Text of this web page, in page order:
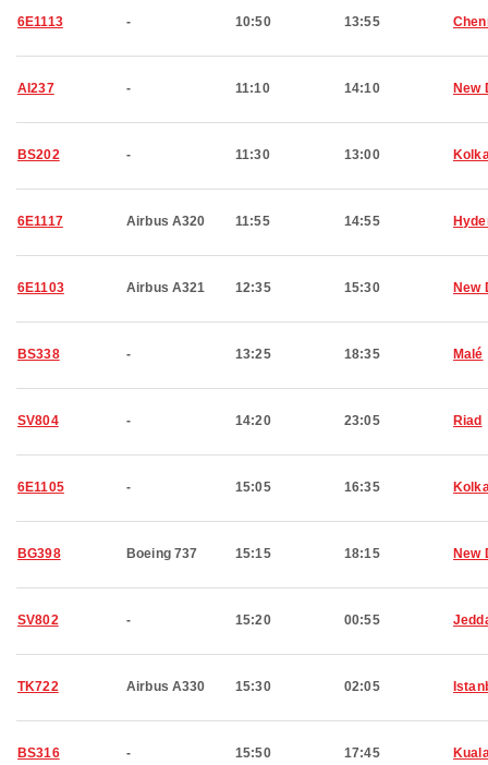
6E1113 - 10:50 13:55
AI237 - 11:10 14:10 New
BS202 - 11:30 13:00
6E1117 Airbus A320 11:55 14:55
6E1103 Airbus A321 12:35 15:30 New
BS338 - 13:25 18:35 Malé
SV804 - 14:20 23:05 Riad
6E1105 - 15:05 16:35
BG398 Boeing 737 15:15 18:15 New
SV802 - 15:20 00:55
TK722 Airbus A330 15:30 02:05
BS316 - 15:50 17:45